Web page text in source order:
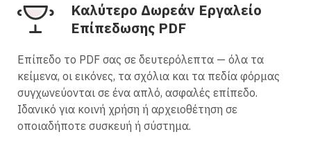
Καλύτερο Δωρεάν Εργαλείο
Επίπεδωσης PDF
Επίπεδο το PDF σας σε δευτερόλεπτα — όλα τα
κείμενα, οι εικόνες, τα σχόλια και τα πεδία φόρμας
συγχωνεύονται σε ένα απλό, ασφαλές επίπεδο.
Ιδανικό για κοινή χρήση ή αρχειοθέτηση σε
οποιαδήποτε συσκευή ή σύστημα.